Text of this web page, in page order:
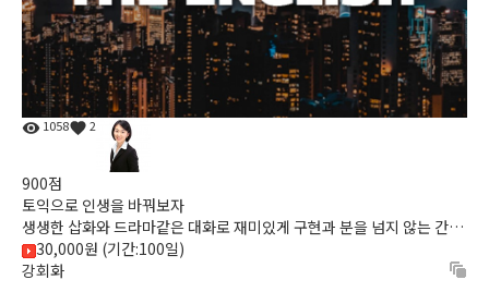
1058 2
900점
토익으로 인생을 바꿔보자
생생한 삽화와 드라마같은 대화로 재미있게 구현과 분을 넘지 않는 간결
함! 짧지만 집중력 높은 강의!
30,000원 (기간:100일)
강회화